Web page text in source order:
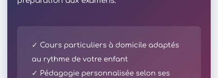
✓ Cours particuliers à domicile adaptés
au rythme de votre enfant
✓ Pédagogie personnalisée selon ses